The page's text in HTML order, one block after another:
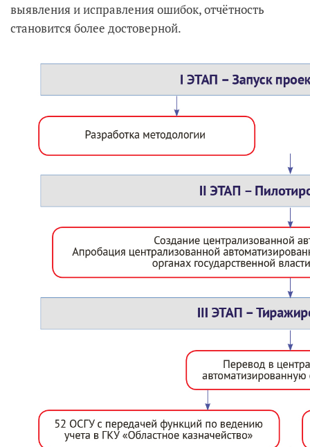
выявления и исправления ошибок, отчётность
становится более достоверной.